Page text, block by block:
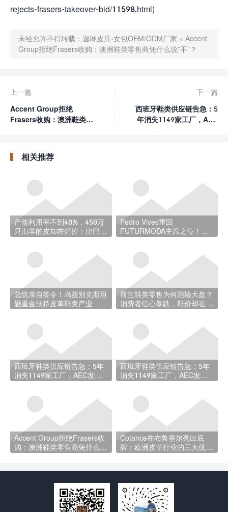
rejects-frasers-takeover-bid/11598.html)
未经允许不得转载： 迦琳皮具-女包OEM/ODM厂家 » Accent
Group拒绝Frasers收购：澳洲鞋类零售商凭什么说”不”？
上一篇
Accent Group拒绝
Frasers收购：澳洲鞋类零
下一篇
西班牙鞋类供应链告急：5
年消失1149家工厂，AEC
相关推荐
产能利用率不到40%，450万
只山羊的皮却在烂掉：津巴布
Pedro Vives重回
FUTURMODA主席之位！西
总统亲自签令！乌兹别克斯坦
砸重金扶持皮革鞋类产业
荷兰鞋类零售为何跑输大盘？
消费者信心暴跌，鞋价却在持
西班牙鞋类供应链告急：5年
消失1149家工厂，AEC发出
西班牙鞋类供应链告急：5年
消失1149家工厂，AEC发出
Accent Group拒绝Frasers收
购：澳洲鞋类零售商凭什么
Cotance在布鲁塞尔亮出底
牌：欧洲皮革行业的三大优先